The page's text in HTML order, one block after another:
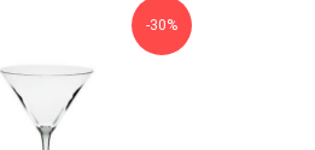
-30%